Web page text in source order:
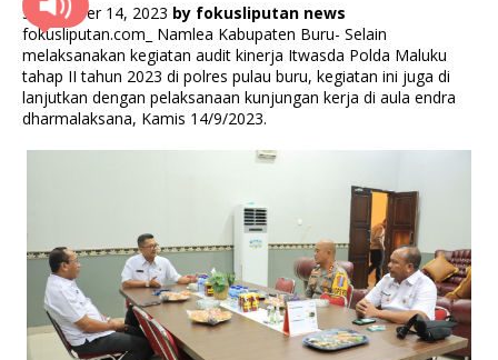
September 14, 2023 by fokusliputan news
fokusliputan.com_ Namlea Kabupaten Buru- Selain
melaksanakan kegiatan audit kinerja Itwasda Polda Maluku
tahap II tahun 2023 di polres pulau buru, kegiatan ini juga di
lanjutkan dengan pelaksanaan kunjungan kerja di aula endra
dharmalaksana, Kamis 14/9/2023.